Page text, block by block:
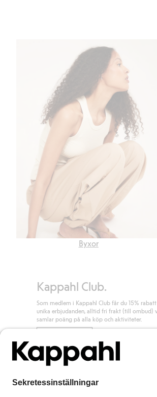
Byxor
Kappahl Club.
Som medlem i Kappahl Club får du 15%
unika erbjudanden, alltid fri frakt (till ombud)
samlar poäng på alla köp och aktiviteter.